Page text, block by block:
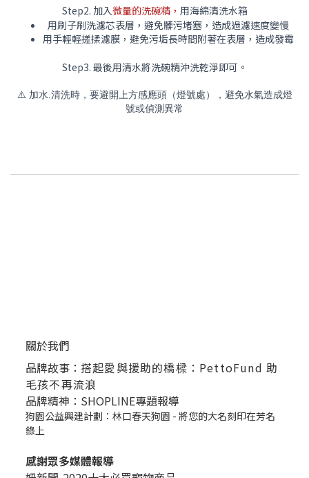
Step2. 加入微量的洗碗精， 用海綿清洗水箱
用刷子刷洗濾芯表層，避免髒污堵塞，造成過濾速度變慢
用手輕輕搓揉濾膜，避免污垢長時間附著在表層，造成發霉
Step3. 最後用清水將洗碗精沖洗乾淨即可。
⚠️ 加水.清洗時，要避開上方感應頭（燈號處），避免水氣造成燈
號或偵測異常
關於我們
品牌故事： 搭起愛與援助的橋樑：PettoFund 助
毛孩不再流浪
品牌精神：SHOPLINE專題報導
狗園公益興建計劃：林口春天狗園 - 將您的大名刻印在芳名
錄上
感謝眾多媒體報導